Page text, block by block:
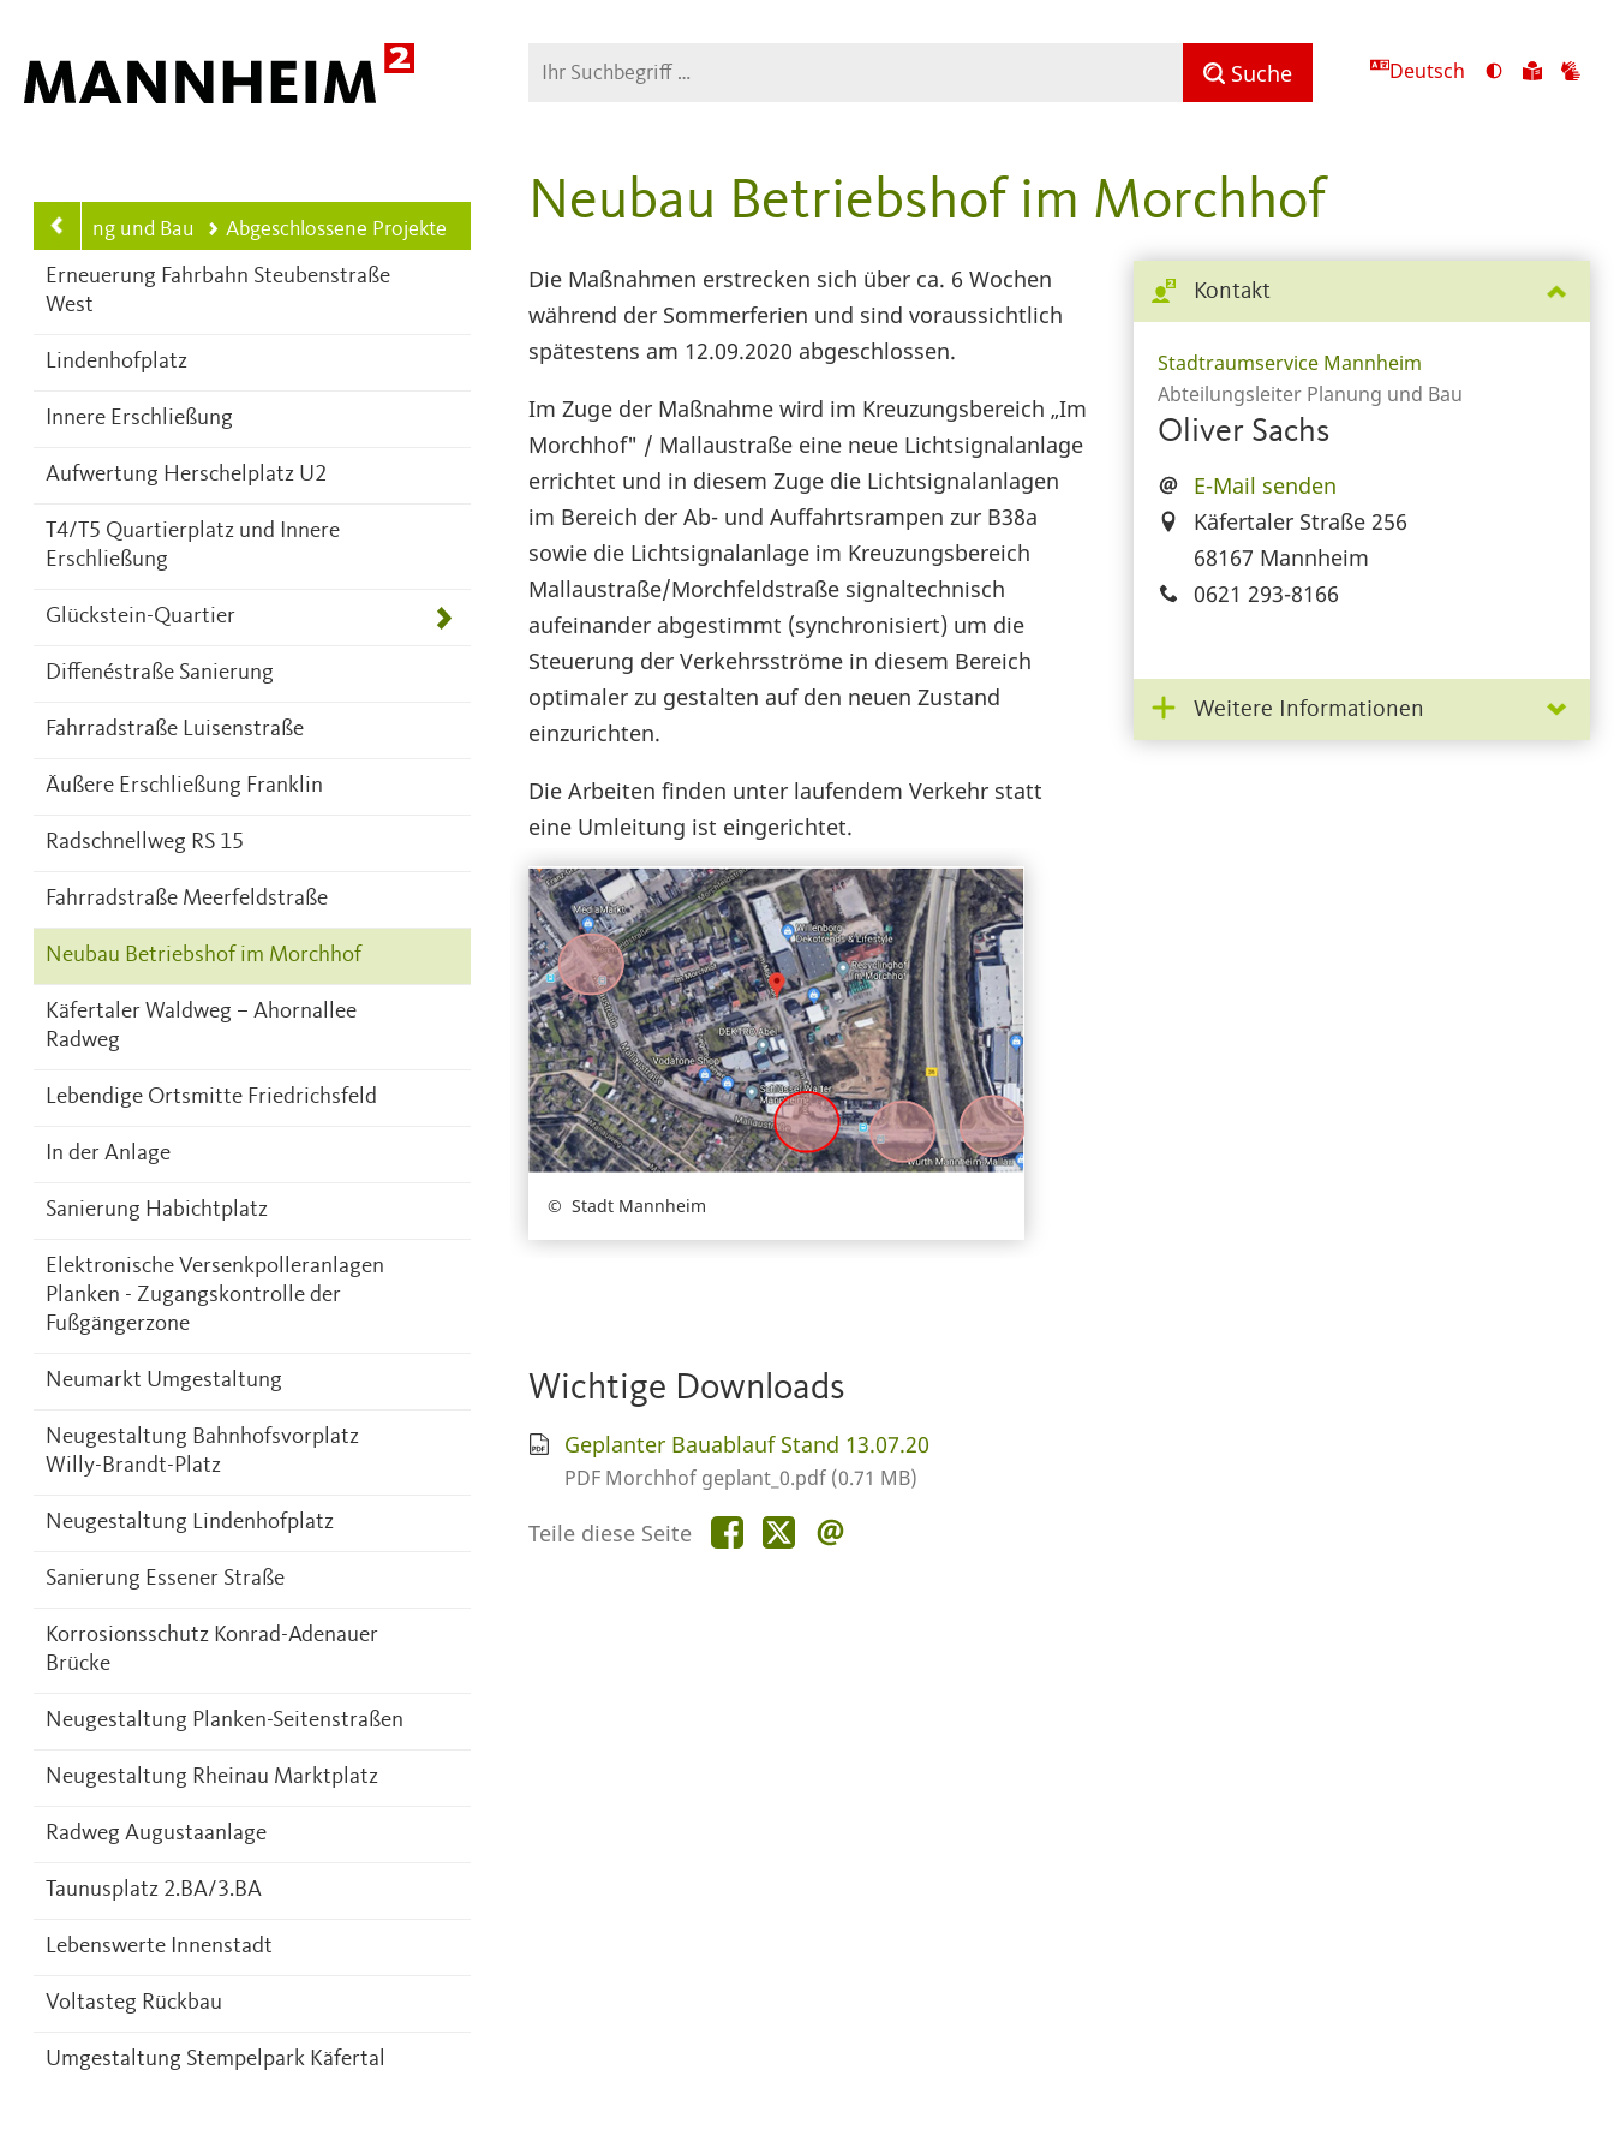
Suche Suche Deutsch
Ansicht
Zu
Planung und Bau Abgeschlossene Projekte
Erneuerung Fahrbahn Steubenstraße
West
Lindenhofplatz
Innere Erschließung
Aufwertung Herschelplatz U2
T4/T5 Quartierplatz und Innere
Erschließung
Glückstein-Quartier
Diffenéstraße Sanierung
Fahrradstraße Luisenstraße
Äußere Erschließung Franklin
Radschnellweg RS 15
Fahrradstraße Meerfeldstraße
Neubau Betriebshof im Morchhof
Käfertaler Waldweg – Ahornallee
Radweg
Lebendige Ortsmitte Friedrichsfeld
In der Anlage
Sanierung Habichtplatz
Elektronische Versenkpolleranlagen
Planken - Zugangskontrolle der
Fußgängerzone
Neumarkt Umgestaltung
Neugestaltung Bahnhofsvorplatz
Willy-Brandt-Platz
Neugestaltung Lindenhofplatz
Sanierung Essener Straße
Korrosionsschutz Konrad-Adenauer
Brücke
Neugestaltung Planken-Seitenstraßen
Neugestaltung Rheinau Marktplatz
Radweg Augustaanlage
Taunusplatz 2.BA/3.BA
Lebenswerte Innenstadt
Voltasteg Rückbau
Umgestaltung Stempelpark Käfertal
Neubau Betriebshof im Morchhof
Kontakt
Stadtraumservice Mannheim
Abteilungsleiter Planung und Bau
Oliver Sachs
E-Mail senden
Käfertaler Straße 256
68167 Mannheim
0621 293-8166
Weitere Informationen
Die Maßnahmen erstrecken sich über ca. 6 Wochen
während der Sommerferien und sind voraussichtlich
spätestens am 12.09.2020 abgeschlossen.
Im Zuge der Maßnahme wird im Kreuzungsbereich „Im
Morchhof" / Mallaustraße eine neue Lichtsignalanlage
errichtet und in diesem Zuge die Lichtsignalanlagen
im Bereich der Ab- und Auffahrtsrampen zur B38a
sowie die Lichtsignalanlage im Kreuzungsbereich
Mallaustraße/Morchfeldstraße signaltechnisch
aufeinander abgestimmt (synchronisiert) um die
Steuerung der Verkehrsströme in diesem Bereich
optimaler zu gestalten auf den neuen Zustand
einzurichten.
Die Arbeiten finden unter laufendem Verkehr statt
eine Umleitung ist eingerichtet.
Stadt Mannheim
Wichtige Downloads
Geplanter Bauablauf Stand 13.07.20
PDF Morchhof geplant_0.pdf (0.71 MB)
Teile diese Seite Teile
diese
Teile
diese